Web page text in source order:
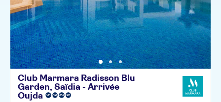
Club Marmara Radisson Blu
Garden, Saïdia - Arrivée
Oujda